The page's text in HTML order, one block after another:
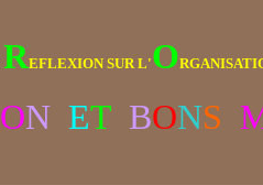
REFLEXION SUR L'O
ON ET BONS